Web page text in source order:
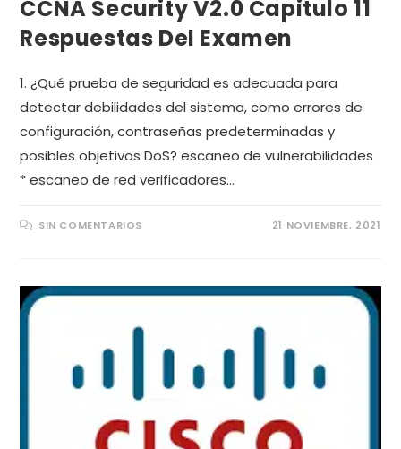
CCNA Security V2.0 Capitulo 11
Respuestas Del Examen
1. ¿Qué prueba de seguridad es adecuada para
detectar debilidades del sistema, como errores de
configuración, contraseñas predeterminadas y
posibles objetivos DoS? escaneo de vulnerabilidades
* escaneo de red verificadores…
SIN COMENTARIOS 21 NOVIEMBRE, 2021